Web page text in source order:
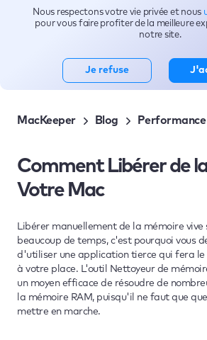
Sujets
MacKeeper Blog Performance
Comment Libérer de
Votre Mac
Libérer manuellement de la mémoire vive
beaucoup de temps, c'est pourquoi vous
d'utiliser une application tierce qui fera le
à votre place. L'outil Nettoyeur de
un moyen efficace de résoudre de
la mémoire RAM, puisqu'il ne faut que
mettre en marche.
Nous respectons votre vie privée et nous
pour vous faire profiter de la meilleure
notre site.
Je refuse